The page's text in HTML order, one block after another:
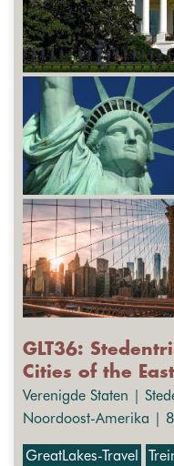
GLT36:
Cities of the
Verenigde Staten |
Noordoost-Amerika |
GreatLakes-Travel